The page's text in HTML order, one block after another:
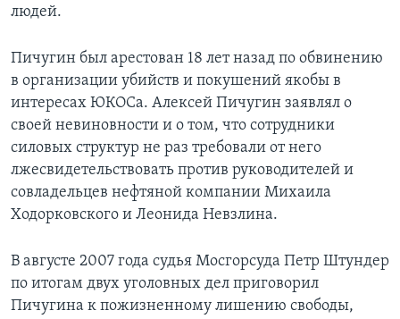
людей.
Пичугин был арестован 18 лет назад по обвинению
в организации убийств и покушений якобы в
интересах ЮКОСа. Алексей Пичугин заявлял о
своей невиновности и о том, что сотрудники
силовых структур не раз требовали от него
лжесвидетельствовать против руководителей и
совладельцев нефтяной компании Михаила
Ходорковского и Леонида Невзлина.
В августе 2007 года судья Мосгорсуда Петр Штундер
по итогам двух уголовных дел приговорил
Пичугина к пожизненному лишению свободы,